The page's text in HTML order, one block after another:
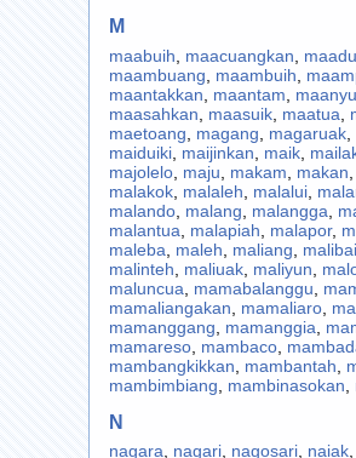
M
maabuih maacuangkan
maambuang
maambuih
maantakkan
maantam
maasahkan
maasuik, maatua
maetoang
magang magaruak,
maiduiki, maijinkan maik,
majolelo, maju makam makan
malakok, malaleh malalui,
malando, malang malangga
malantua
malapiah malapor,
maleba
maleh maliang
malinteh
maliuak, maliyun
maluncua
mamabalanggu
mamaliangakan
mamaliaro,
mamanggang
mamanggia
mamareso, mambaco,
mambangkikkan
mambantah
mambimbiang
mambinasokan
N
nagara, nagari, nagosari, naiak,